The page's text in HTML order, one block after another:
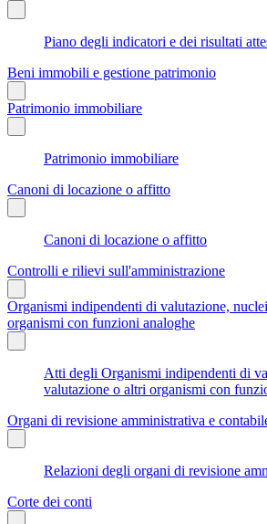
Piano degli indicatori e dei risultati
Beni immobili e gestione patrimonio
Patrimonio immobiliare
Patrimonio immobiliare
Canoni di locazione o affitto
Canoni di locazione o affitto
Controlli e rilievi sull'amministrazione
Organismi indipendenti di valutazione,
organismi con funzioni analoghe
Atti degli Organismi indipendenti di
valutazione o altri organismi con
Organi di revisione amministrativa e
Relazioni degli organi di revisione
Corte dei conti